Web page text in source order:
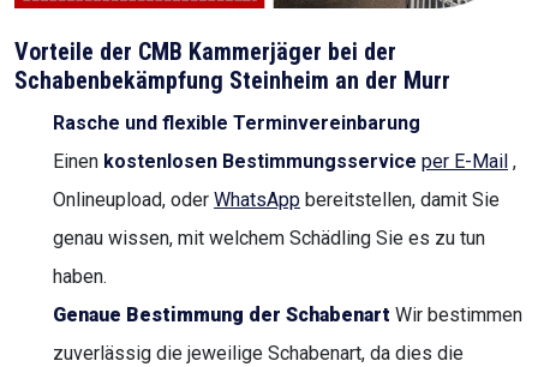
Vorteile der CMB Kammerjäger bei der
Schabenbekämpfung Steinheim an der Murr
Rasche und flexible Terminvereinbarung
Einen kostenlosen Bestimmungsservice per E-Mail ,
Onlineupload, oder WhatsApp bereitstellen, damit Sie
genau wissen, mit welchem Schädling Sie es zu tun
haben.
Genaue Bestimmung der Schabenart Wir bestimmen
zuverlässig die jeweilige Schabenart, da dies die